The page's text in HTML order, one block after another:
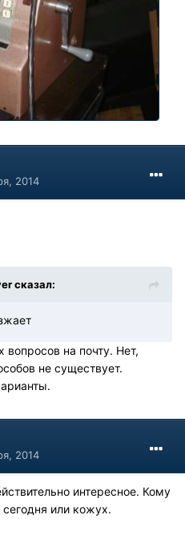
2014
сказал:
на почту. Нет,
не существует.
2014
интересное. Кому
или кожух.